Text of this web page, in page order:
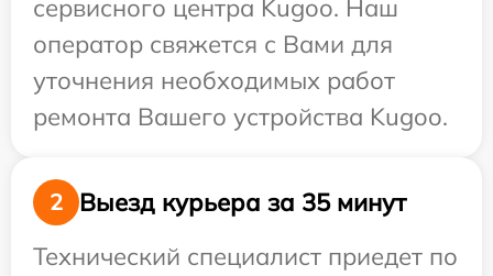
сервисного центра Kugoo. Наш
оператор свяжется с Вами для
уточнения необходимых работ
ремонта Вашего устройства Kugoo.
2
Выезд курьера за 35 минут
Технический специалист приедет по